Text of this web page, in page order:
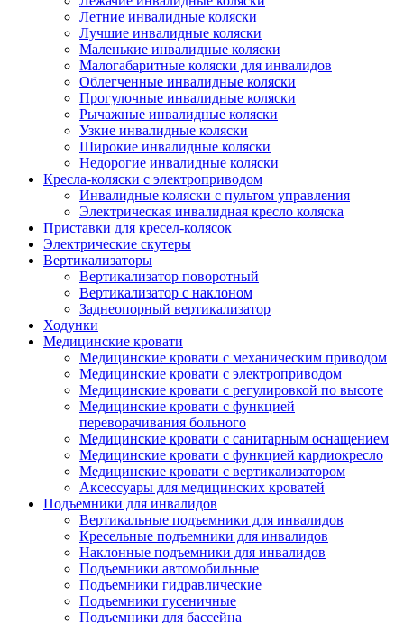
Летние инвалидные коляски
Лучшие инвалидные коляски
Маленькие инвалидные коляски
Малогабаритные коляски для инвалидов
Облегченные инвалидные коляски
Прогулочные инвалидные коляски
Рычажные инвалидные коляски
Узкие инвалидные коляски
Широкие инвалидные коляски
Недорогие инвалидные коляски
Кресла-коляски с электроприводом
Инвалидные коляски с пультом управления
Электрическая инвалидная кресло коляска
Приставки для кресел-колясок
Электрические скутеры
Вертикализаторы
Вертикализатор поворотный
Вертикализатор с наклоном
Заднеопорный вертикализатор
Ходунки
Медицинские кровати
Медицинские кровати с механическим приводом
Медицинские кровати с электроприводом
Медицинские кровати с регулировкой по высоте
Медицинские кровати с функцией
переворачивания больного
Медицинские кровати с санитарным оснащением
Медицинские кровати с функцией кардиокресло
Медицинские кровати с вертикализатором
Аксессуары для медицинских кроватей
Подъемники для инвалидов
Вертикальные подъемники для инвалидов
Кресельные подъемники для инвалидов
Наклонные подъемники для инвалидов
Подъемники автомобильные
Подъемники гидравлические
Подъемники гусеничные
Подъемники для бассейна